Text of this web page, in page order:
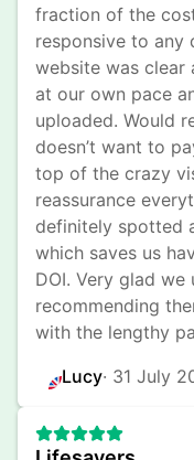
fraction of the
responsive to any
website was clear
at our own pace
uploaded. Would
doesn’t want to
top of the crazy
reassurance
definitely spotted
which saves us
DOI. Very glad
recommending
with the lengthy
Lucy· 31 July